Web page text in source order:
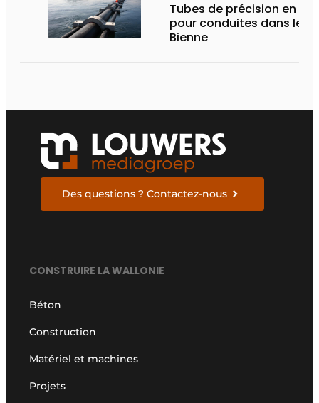
Tubes de précision en PE
pour conduites dans le
Bienne
Des questions ? Contactez-nous
CONSTRUIRE LA WALLONIE
Béton
Construction
Matériel et machines
Projets